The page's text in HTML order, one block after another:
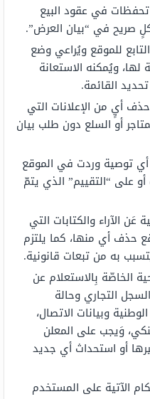
في عقود البيع
صريح في “بيان العرض”.
للموقع ويُراعي وضع
لها، ويُمكنه الاستعانة
القائمة.
أيٍ من الإعلانات التي
أو السلع دون طلب بيان
أي توصية وردت في الموقع
على “التقييم” الذي يتمّ
الآراء والكتابات التي
حذف أي منها، كما يلتزم
به من تبعات قانونية.
الخاصّة بِالاستعلام عن
التجاري وحالة
وبيانات الاتصال،
وَيجب على المعلن
أو استحداث أي جديد
الآتية على المستخدم